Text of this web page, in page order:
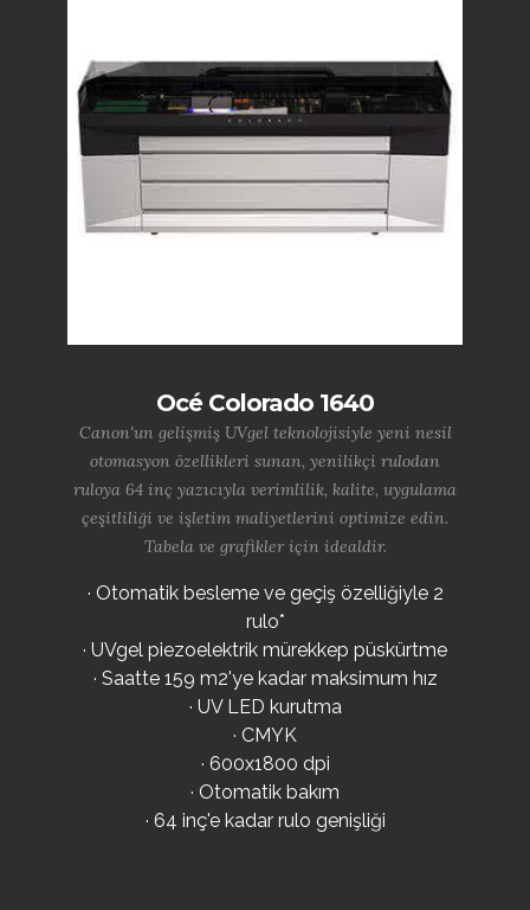
Océ Colorado 1640
Canon'un gelişmiş UVgel teknolojisiyle yeni nesil
otomasyon özellikleri sunan, yenilikçi rulodan
ruloya 64 inç yazıcıyla verimlilik, kalite, uygulama
çeşitliliği ve işletim maliyetlerini optimize edin.
Tabela ve grafikler için idealdir.
· Otomatik besleme ve geçiş özelliğiyle 2
rulo*
· UVgel piezoelektrik mürekkep püskürtme
· Saatte 159 m2'ye kadar maksimum hız
· UV LED kurutma
· CMYK
· 600x1800 dpi
· Otomatik bakım
· 64 inç'e kadar rulo genişliği